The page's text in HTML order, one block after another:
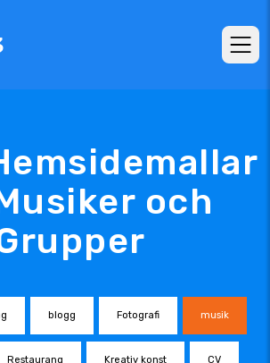
och
blogg Fotografi musik
Restaurang Kreativ konst CV